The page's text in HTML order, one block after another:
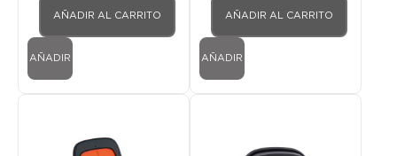
AÑADIR AL CARRITO
AÑADIR
AÑADIR AL CARRITO
AÑADIR